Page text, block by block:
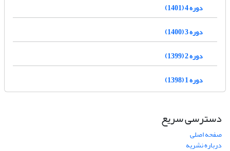
دوره 4 (1401)
دوره 3 (1400)
دوره 2 (1399)
دوره 1 (1398)
دسترسی سریع
صفحه اصلی
درباره نشریه